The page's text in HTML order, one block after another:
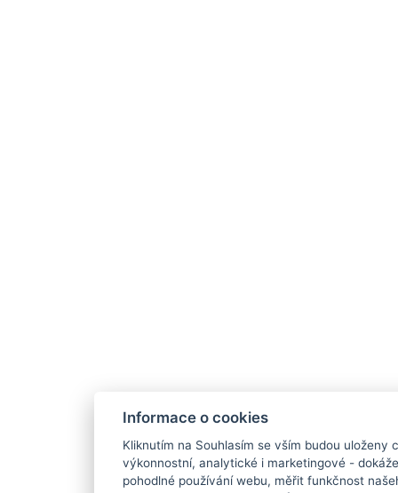
Informace o cookies
Kliknutím na Souhlasím se vším budou uloženy
výkonnostní, analytické i marketingové -
pohodlné používání webu, měřit funkčnost